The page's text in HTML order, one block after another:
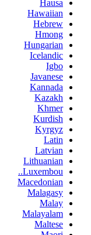
Hausa
Hawaiian
Hebrew
Hmong
Hungarian
Icelandic
Igbo
Javanese
Kannada
Kazakh
Khmer
Kurdish
Kyrgyz
Latin
Latvian
Lithuanian
Luxembou..
Macedonian
Malagasy
Malay
Malayalam
Maltese